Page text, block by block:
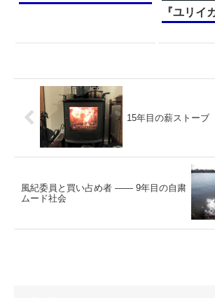
『ユリイ
15年目の薪ストーブ
風紀委員と買い占め者 —— 9年目の自粛
ムード社会